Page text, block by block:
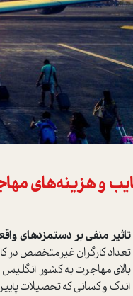
و هزینه‌های
تاثیر منفی بر دستمزدهای
بالای مهاجرت به کشور
اندک و کسانی که تحصیلات